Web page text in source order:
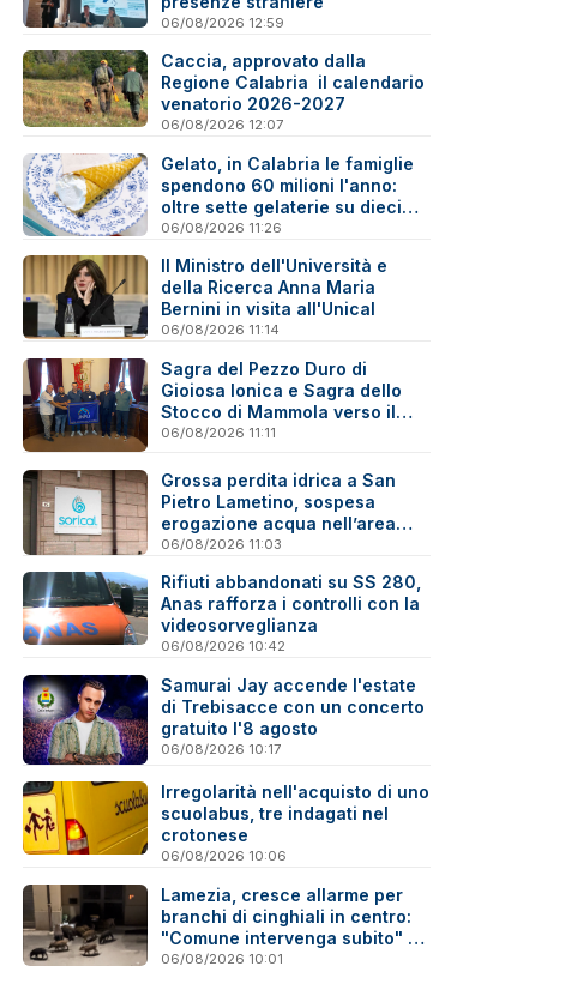
06/08/2026 12:59
Caccia, approvato dalla
Regione Calabria il calendario
venatorio 2026-2027
06/08/2026 12:07
Gelato, in Calabria le famiglie
spendono 60 milioni l'anno:
oltre sette gelaterie su dieci
sono artigiane
06/08/2026 11:26
Il Ministro dell'Università e
della Ricerca Anna Maria
Bernini in visita all'Unical
06/08/2026 11:14
Sagra del Pezzo Duro di
Gioiosa Ionica e Sagra dello
Stocco di Mammola verso il
marchio “Sagra di Qualità”
06/08/2026 11:11
Grossa perdita idrica a San
Pietro Lametino, sospesa
erogazione acqua nell’area
industriale
06/08/2026 11:03
Rifiuti abbandonati su SS 280,
Anas rafforza i controlli con la
videosorveglianza
06/08/2026 10:42
Samurai Jay accende l'estate
di Trebisacce con un concerto
gratuito l'8 agosto
06/08/2026 10:17
Irregolarità nell'acquisto di uno
scuolabus, tre indagati nel
crotonese
06/08/2026 10:06
Lamezia, cresce allarme per
branchi di cinghiali in centro:
"Comune intervenga subito" -
Video
06/08/2026 10:01